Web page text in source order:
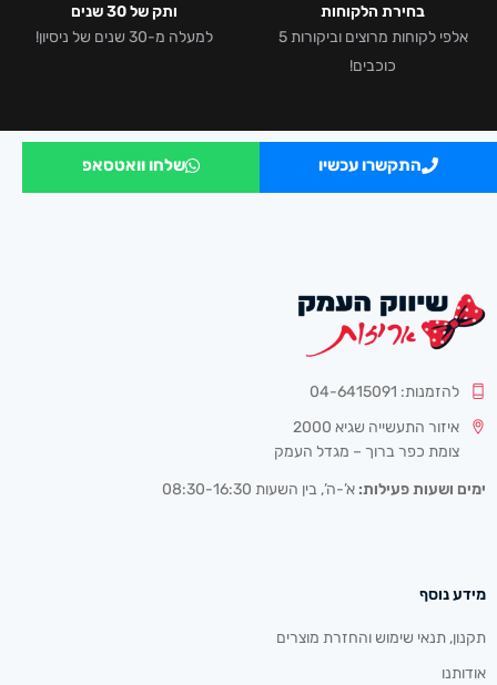
בחירת הלקוחות
אלפי לקוחות מרוצים וביקורות 5
כוכבים!
ותק של 30 שנים
למעלה מ-30 שנים של ניסיון!
התקשרו עכשיו שלחו וואטסאפ
להזמנות: 04-6415091
איזור התעשייה שגיא 2000
צומת כפר ברוך – מגדל העמק
ימים ושעות פעילות: א’-ה’, בין השעות 08:30-16:30
מידע נוסף
תקנון, תנאי שימוש והחזרת מוצרים
אודותנו